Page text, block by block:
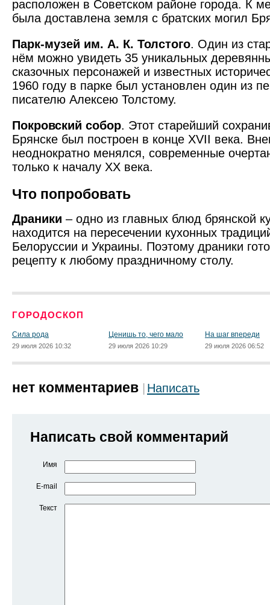
расположен в Советском районе города. К
была доставлена земля с братских могил
Парк-музей им. А. К. Толстого. Один из
нём можно увидеть 35 уникальных
сказочных персонажей и известных
1960 году в парке был установлен один из
писателю Алексею Толстому.
Покровский собор. Этот старейший
Брянске был построен в конце XVII века.
неоднократно менялся, современные
только к началу XX века.
Что попробовать
Драники – одно из главных блюд брянской
находится на пересечении кухонных
Белоруссии и Украины. Поэтому драники
рецепту к любому праздничному столу.
ГОРОДОСКОП
Сила рода
29 июля 2026 10:32
Ценишь то, чего мало
29 июля 2026 10:29
На шаг впереди
29 июля 2026 06:52
нет комментариев Написать
Написать свой комментарий
Имя
E-mail
Текст